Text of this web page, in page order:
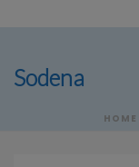
Sodena
HOME